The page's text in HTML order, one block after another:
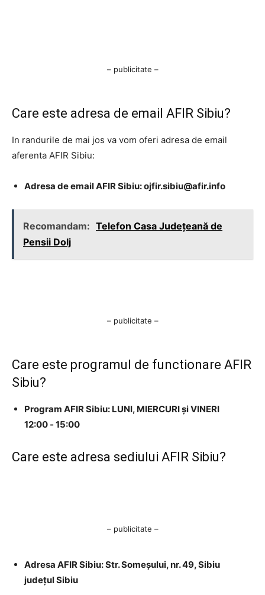
– publicitate –
Care este adresa de email AFIR Sibiu?
In randurile de mai jos va vom oferi adresa de email
aferenta AFIR Sibiu:
Adresa de email AFIR Sibiu:ojfir.sibiu@afir.info
Recomandam: Telefon Casa Județeană de
Pensii Dolj
– publicitate –
Care este programul de functionare AFIR
Sibiu?
Program AFIR Sibiu: LUNI, MIERCURI și VINERI
12:00 ‐ 15:00
Care este adresa sediului AFIR Sibiu?
– publicitate –
Adresa AFIR Sibiu: Str. Someşului, nr. 49, Sibiu
judeţul Sibiu